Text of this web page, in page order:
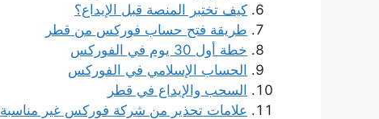
كيف تختبر المنصة قبل الإيداع؟
طريقة فتح حساب فوركس من قطر
خطة أول 30 يوم في الفوركس
الحساب الإسلامي في الفوركس
السحب والإيداع في قطر
علامات تحذير من شركة فوركس غير مناسبة